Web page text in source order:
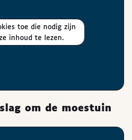
inhoud te lezen.
om de moestuin